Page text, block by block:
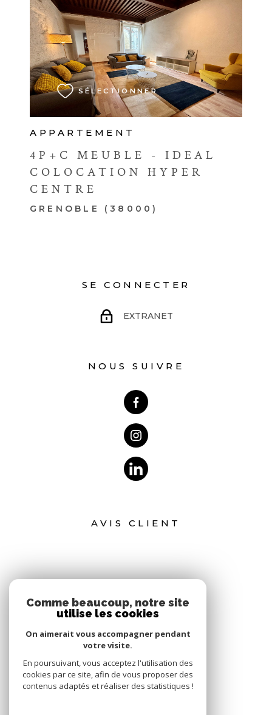
APPARTEMENT
4P+C MEUBLE - IDEAL
COLOCATION HYPER
CENTRE
GRENOBLE (38000)
SÉLECTIONNER
VOIR LE BIEN
SE CONNECTER
EXTRANET
NOUS SUIVRE
AVIS CLIENT
Comme beaucoup, notre site
utilise les cookies
On aimerait vous accompagner pendant
votre visite.
En poursuivant, vous acceptez l'utilisation des
cookies par ce site, afin de vous proposer des
contenus adaptés et réaliser des statistiques !